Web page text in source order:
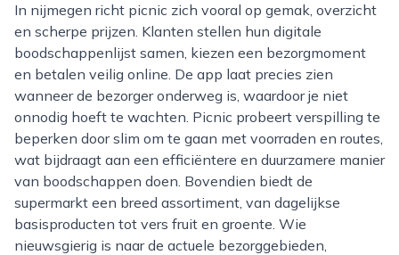
In nijmegen richt picnic zich vooral op gemak, overzicht
en scherpe prijzen. Klanten stellen hun digitale
boodschappenlijst samen, kiezen een bezorgmoment
en betalen veilig online. De app laat precies zien
wanneer de bezorger onderweg is, waardoor je niet
onnodig hoeft te wachten. Picnic probeert verspilling te
beperken door slim om te gaan met voorraden en routes,
wat bijdraagt aan een efficiëntere en duurzamere manier
van boodschappen doen. Bovendien biedt de
supermarkt een breed assortiment, van dagelijkse
basisproducten tot vers fruit en groente. Wie
nieuwsgierig is naar de actuele bezorggebieden,